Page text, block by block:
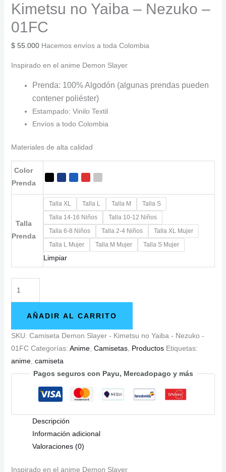
Kimetsu no Yaiba – Nezuko –
01FC
$55.000 Hacemos envíos a toda Colombia
Inspirado en el anime Demon Slayer
Prenda: 100% Algodón (algunas prendas pueden
contener poliéster)
Estampado: Vinilo Textil
Envíos a todo Colombia
Materiales de alta calidad
Color
Prenda
Talla
Prenda
Talla XL Talla L Talla M
Talla S
Talla 14-16 Niños
Talla 10-12 Niños
Talla 6-8 Niños
Talla 2-4 Niños
Talla XL Mujer
Talla L Mujer
Talla M Mujer Talla S Mujer
Limpiar
Kimetsu
no
Yaiba
-
cantidad
AÑADIR AL CARRITO
SKU: Camiseta Demon Slayer - Kimetsu no Yaiba - Nezuko -
01FC Categorías: Anime, Camisetas, Productos Etiquetas:
anime, camiseta
Pagos seguros con Payu, Mercadopago y más
Descripción
Información adicional
Valoraciones (0)
Inspirado en el anime Demon Slayer